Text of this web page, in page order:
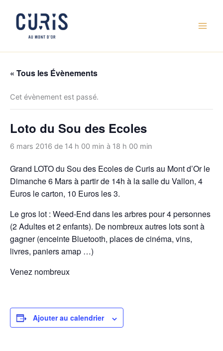
contenu
« Tous les Évènements
Cet évènement est passé.
Loto du Sou des Ecoles
6 mars 2016 de 14 h 00 min à 18 h 00 min
Grand LOTO du Sou des Ecoles de Curis au Mont d’Or le
Dimanche 6 Mars à partir de 14h à la salle du Vallon, 4
Euros le carton, 10 Euros les 3.
Le gros lot : Weed-End dans les arbres pour 4 personnes
(2 Adultes et 2 enfants). De nombreux autres lots sont à
gagner (enceinte Bluetooth, places de cinéma, vins,
livres, paniers amap …)
Venez nombreux
Ajouter au calendrier